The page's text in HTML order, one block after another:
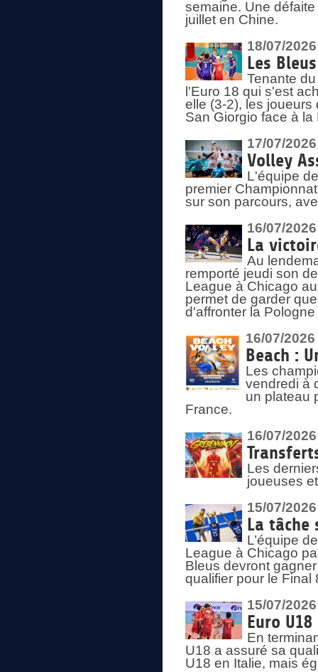
semaine. Une
juillet en Chine.
18/07/2026
Les
Tenante
l'Euro 18 qui s'est
elle (3-2), les
San Giorgio face à la
17/07/2026
Volley
L'équipe
premier
sur son parcours,
16/07/2026
La
Au
remporté jeudi son
League à Chicago
permet de garder
d'affronter la
16/07/2026
Beach :
Les
vendredi à
un plateau
France.
16/07/2026
Les
joueuses
15/07/2026
La tâche
L’équipe
League à Chicago
Bleus devront
qualifier pour le Final
15/07/2026
Euro
En
U18 a assuré sa
U18 en Italie, mais